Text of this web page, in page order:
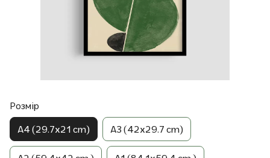
Розмір
A4 (29.7x21 cm) A3 (42x29.7 cm)